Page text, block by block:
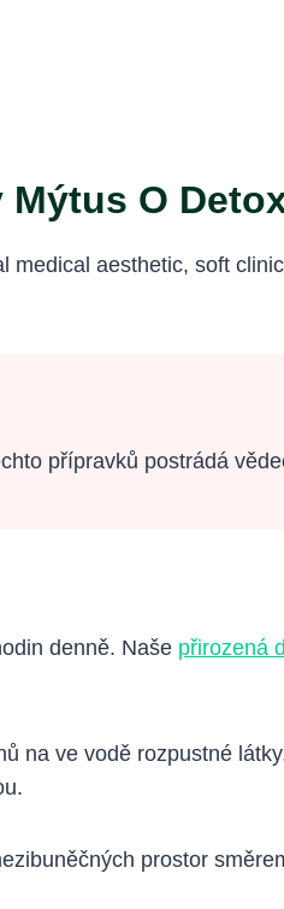
O
přípravků postrádá
denně. Naše přirozená
na ve vodě rozpustné
prostor